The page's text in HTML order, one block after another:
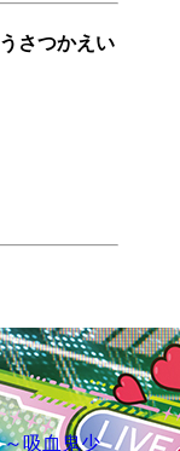
うさつかえい
～吸血鬼少